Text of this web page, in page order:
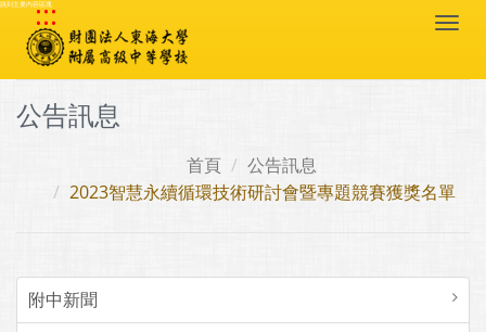
跳到主要內容區塊
:::
公告訊息
首頁
公告訊息
2023智慧永續循環技術研討會暨專題競賽獲獎名單
附中新聞